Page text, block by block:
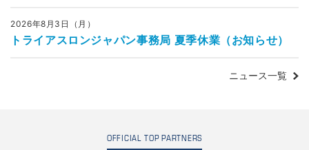
2026年8月3日（月）
トライアスロンジャパン事務局 夏季休業（お知らせ）
ニュース一覧
OFFICIAL TOP PARTNERS